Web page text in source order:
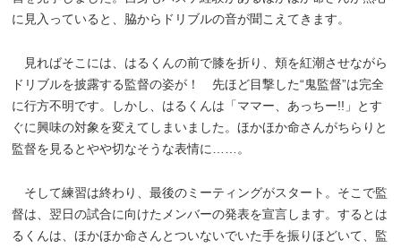
に見入っていると、脇からドリブルの音が聞こえてきます。
見ればそこには、はるくんの前で膝を折り、頬を紅潮させながら
ドリブルを披露する監督の姿が！ 先ほど目撃した“鬼監督”は完全
に行方不明です。しかし、はるくんは「ママー、あっちー!!」とす
ぐに興味の対象を変えてしまいました。ほかほか命さんがちらりと
監督を見るとやや切なそうな表情に……。
そして練習は終わり、最後のミーティングがスタート。そこで監
督は、翌日の試合に向けたメンバーの発表を宣言します。するとは
るくんは、ほかほか命さんとついないでいた手を振りほどいて、監